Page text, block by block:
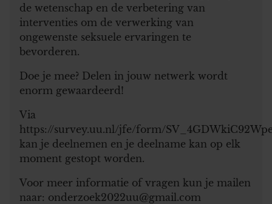
de wetenschap en de verbetering van
interventies om de verwerking van
ongewenste seksuele ervaringen te
bevorderen.
Doe je mee? Delen in jouw netwerk wordt
enorm gewaardeerd!
Via
https://survey.uu.nl/jfe/form/
kan je deelnemen en je deelname kan op elk
moment gestopt worden.
Voor meer informatie of vragen kun je mailen
naar: onderzoek2022uu@gmail.com